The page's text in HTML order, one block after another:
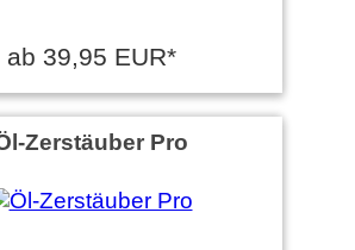
ab 39,95 EUR*
Zerstäuber Pro